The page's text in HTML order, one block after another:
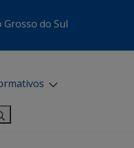
do Sul